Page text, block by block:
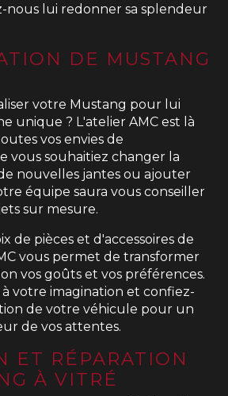
nous lui redonner sa splendeur
DE MUSTANG
votre Mustang pour lui
unique ? L'atelier AMC est là
vos envies de
vous souhaitiez changer la
nouvelles jantes ou ajouter
équipe saura vous conseiller
sur mesure.
de pièces et d'accessoires de
vous permet de transformer
vos goûts et vos préférences.
à votre imagination et confiez-
de votre véhicule pour un
de vos attentes.
ET RÉPARATION
À VITRÉ